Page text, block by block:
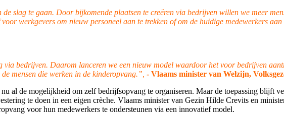
slag te gaan. Door bijkomende plaatsen te creëren via bedrijven willen we meer
werkgevers om nieuw personeel aan te trekken of om de huidige medewerkers
bedrijven. Daarom lanceren we een nieuw model waardoor het voor bedrijven
mensen die werken in de kinderopvang.”, - Vlaams minister van Welzijn,
al de mogelijkheid om zelf bedrijfsopvang te organiseren. Maar de toepassing blijft
te doen in een eigen crèche. Vlaams minister van Gezin Hilde Crevits en
voor hun medewerkers te ondersteunen via een innovatief model.